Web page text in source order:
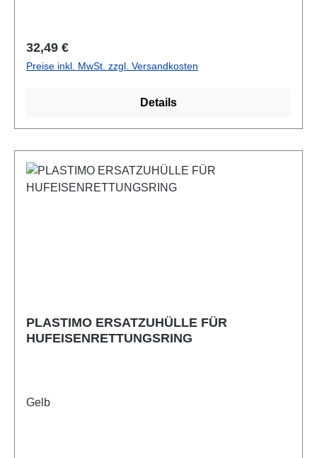
Regulärer Preis:
32,49 €
Preise inkl. MwSt. zzgl. Versandkosten
Details
PLASTIMO ERSATZUHÜLLE FÜR
HUFEISENRETTUNGSRING
Gelb